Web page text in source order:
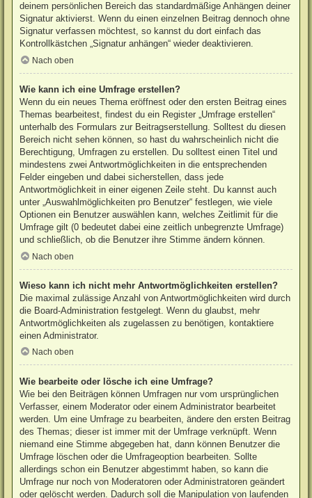
deinem persönlichen Bereich das standardmäßige Anhängen deiner
Signatur aktivierst. Wenn du einen einzelnen Beitrag dennoch ohne
Signatur verfassen möchtest, so kannst du dort einfach das
Kontrollkästchen „Signatur anhängen“ wieder deaktivieren.
Nach oben
Wie kann ich eine Umfrage erstellen?
Wenn du ein neues Thema eröffnest oder den ersten Beitrag eines
Themas bearbeitest, findest du ein Register „Umfrage erstellen“
unterhalb des Formulars zur Beitragserstellung. Solltest du diesen
Bereich nicht sehen können, so hast du wahrscheinlich nicht die
Berechtigung, Umfragen zu erstellen. Du solltest einen Titel und
mindestens zwei Antwortmöglichkeiten in die entsprechenden
Felder eingeben und dabei sicherstellen, dass jede
Antwortmöglichkeit in einer eigenen Zeile steht. Du kannst auch
unter „Auswahlmöglichkeiten pro Benutzer“ festlegen, wie viele
Optionen ein Benutzer auswählen kann, welches Zeitlimit für die
Umfrage gilt (0 bedeutet dabei eine zeitlich unbegrenzte Umfrage)
und schließlich, ob die Benutzer ihre Stimme ändern können.
Nach oben
Wieso kann ich nicht mehr Antwortmöglichkeiten erstellen?
Die maximal zulässige Anzahl von Antwortmöglichkeiten wird durch
die Board-Administration festgelegt. Wenn du glaubst, mehr
Antwortmöglichkeiten als zugelassen zu benötigen, kontaktiere
einen Administrator.
Nach oben
Wie bearbeite oder lösche ich eine Umfrage?
Wie bei den Beiträgen können Umfragen nur vom ursprünglichen
Verfasser, einem Moderator oder einem Administrator bearbeitet
werden. Um eine Umfrage zu bearbeiten, ändere den ersten Beitrag
des Themas; dieser ist immer mit der Umfrage verknüpft. Wenn
niemand eine Stimme abgegeben hat, dann können Benutzer die
Umfrage löschen oder die Umfrageoption bearbeiten. Sollte
allerdings schon ein Benutzer abgestimmt haben, so kann die
Umfrage nur noch von Moderatoren oder Administratoren geändert
oder gelöscht werden. Dadurch soll die Manipulation von laufenden